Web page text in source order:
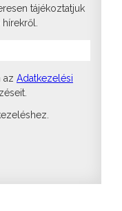
tájékoztatjuk
az Adatkezelési